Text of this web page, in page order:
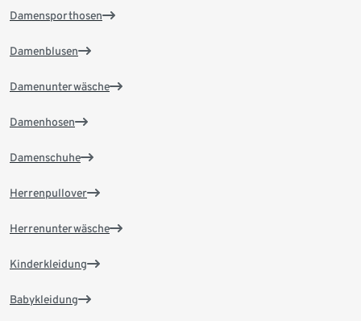
Damensporthosen
Damenblusen
Damenunterwäsche
Damenhosen
Damenschuhe
Herrenpullover
Herrenunterwäsche
Kinderkleidung
Babykleidung